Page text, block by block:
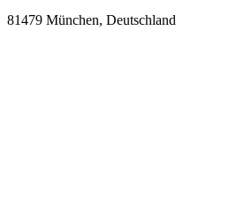
81479 München, Deutschland